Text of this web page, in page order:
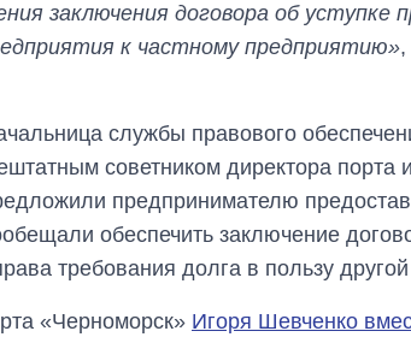
заключения договора об уступке
к частному предприятию»,
службы правового
советником директора порта и
предпринимателю
обеспечить заключение
требования долга в пользу
«Черноморск» Игоря Шевченко